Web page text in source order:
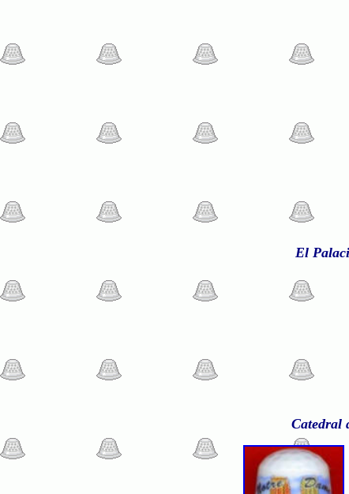
El
Catedral